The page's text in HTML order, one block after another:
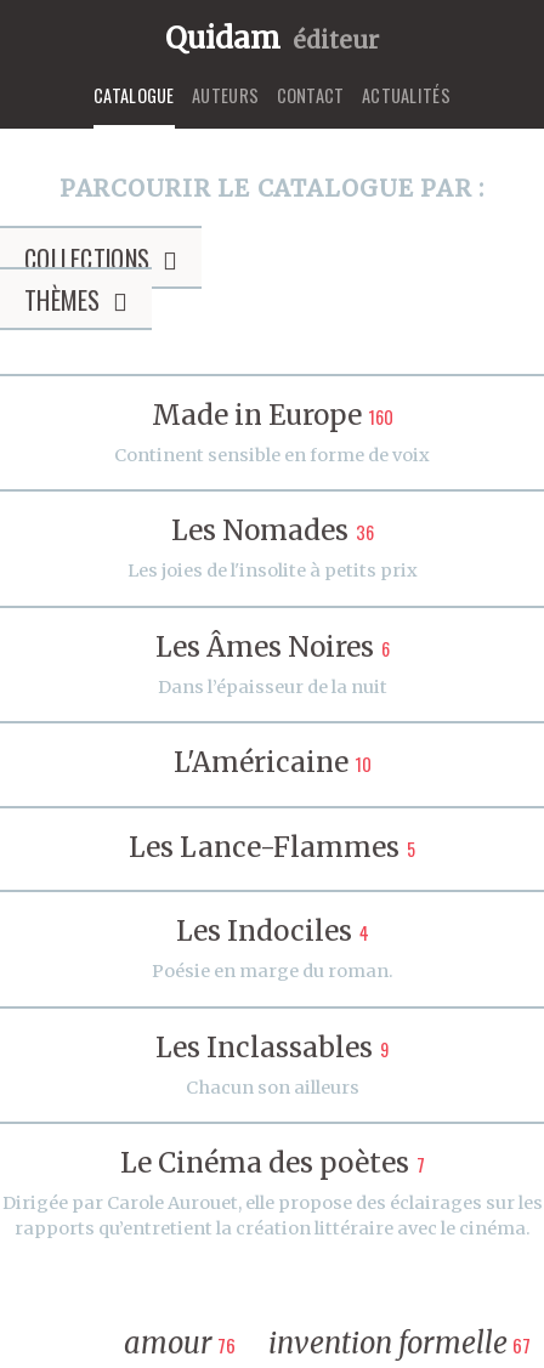
Quidam éditeur
CATALOGUE AUTEURS CONTACT ACTUALITÉS
PARCOURIR LE CATALOGUE PAR :
COLLECTIONS
THÈMES
Made in Europe 160
Continent sensible en forme de voix
Les Nomades 36
Les joies de l'insolite à petits prix
Les Âmes Noires 6
Dans l’épaisseur de la nuit
L'Américaine 10
Les Lance-Flammes 5
Les Indociles 4
Poésie en marge du roman.
Les Inclassables 9
Chacun son ailleurs
Le Cinéma des poètes 7
Dirigée par Carole Aurouet, elle propose des éclairages sur les
rapports qu’entretient la création littéraire avec le cinéma.
amour 76 invention formelle 67